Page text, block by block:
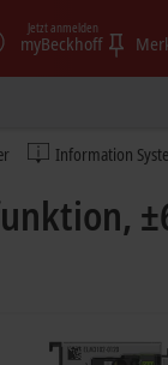
myBeckhoff
Jetzt anmelden
Information